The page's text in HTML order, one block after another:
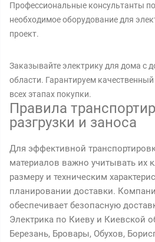
Профессиональные консультанты
необходимое оборудование для
проект.
Заказывайте электрику для дома с
области. Гарантируем
всех этапах покупки.
Правила
разгрузки и заноса
Для эффективной
материалов важно учитывать их
размеру и техническим
планировании доставки.
обеспечивает безопасную
Электрика по Киеву и Киевской
Березань, Бровары, Обухов,